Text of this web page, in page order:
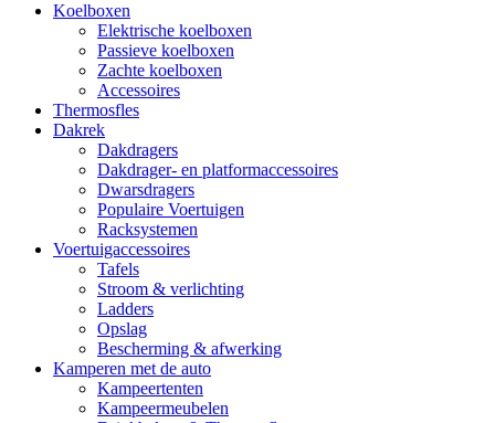
Koelboxen
Elektrische koelboxen
Passieve koelboxen
Zachte koelboxen
Accessoires
Thermosfles
Dakrek
Dakdragers
Dakdrager- en platformaccessoires
Dwarsdragers
Populaire Voertuigen
Racksystemen
Voertuigaccessoires
Tafels
Stroom & verlichting
Ladders
Opslag
Bescherming & afwerking
Kamperen met de auto
Kampeertenten
Kampeermeubelen